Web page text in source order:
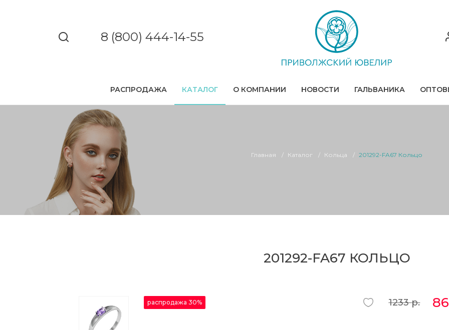
8 (800) 444-14-55
РАСПРОДАЖА КАТАЛОГ О КОМПАНИИ НОВОСТИ ГАЛЬВАНИКА
Главная Каталог Кольца 201292-FA67 Кольцо
201292-FA67 КОЛЬЦО
распродажа 30% 1233р.